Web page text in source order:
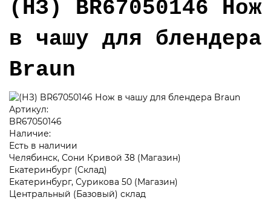
(НЗ) BR67050146 Нож
в чашу для блендера
Braun
Артикул:
BR67050146
Наличие:
Есть в наличии
Челябинск, Сони Кривой 38 (Магазин)
Екатеринбург (Склад)
Екатеринбург, Сурикова 50 (Магазин)
Центральный (Базовый) склад